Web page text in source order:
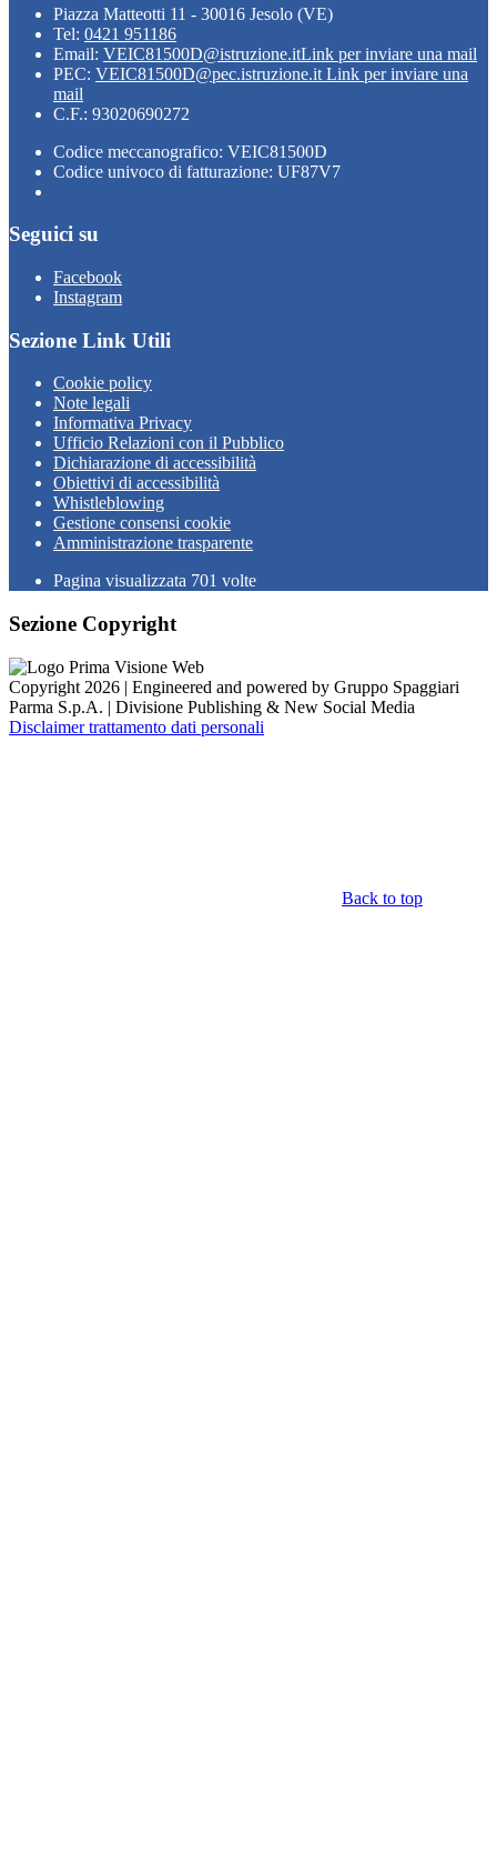
Piazza Matteotti 11 - 30016 Jesolo (VE)
Tel: 0421 951186
Email: VEIC81500D@istruzione.itLink per inviare una mail
PEC: VEIC81500D@pec.istruzione.it Link per inviare una
mail
C.F.: 93020690272
Codice meccanografico: VEIC81500D
Codice univoco di fatturazione: UF87V7
Seguici su
Facebook
Instagram
Sezione Link Utili
Cookie policy
Note legali
Informativa Privacy
Ufficio Relazioni con il Pubblico
Dichiarazione di accessibilità
Obiettivi di accessibilità
Whistleblowing
Gestione consensi cookie
Amministrazione trasparente
Pagina visualizzata 701 volte
Sezione Copyright
Copyright 2026 | Engineered and powered by Gruppo Spaggiari
Parma S.p.A. | Divisione Publishing & New Social Media
Disclaimer trattamento dati personali
Back to top